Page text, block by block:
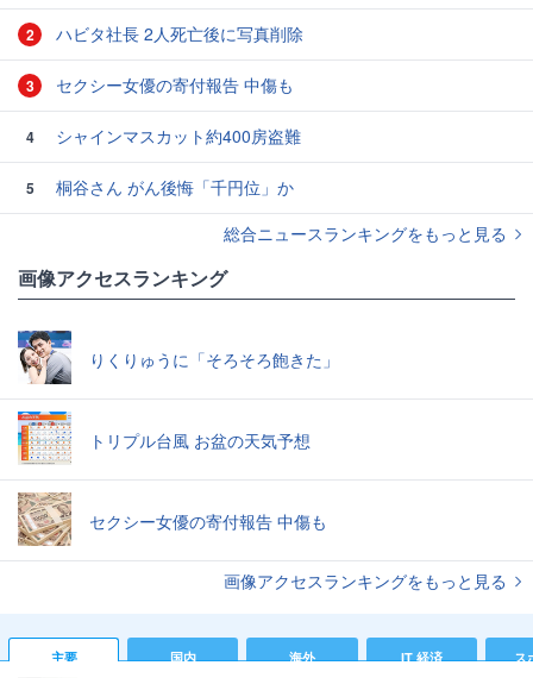
2 ハビタ社長 2人死亡後に写真削除
3 セクシー女優の寄付報告 中傷も
4 シャインマスカット約400房盗難
5
桐谷さん がん後悔「千円位」か
総合ニュースランキングをもっと見る
画像アクセスランキング
りくりゅうに「そろそろ飽きた」
トリプル台風 お盆の天気予想
セクシー女優の寄付報告 中傷も
画像アクセスランキングをもっと見る
主要 国内 海外 IT 経済 ス